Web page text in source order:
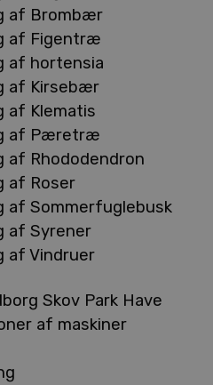
af Brombær
af Figentræ
af hortensia
af Kirsebær
af Klematis
af Pæretræ
af Rhododendron
af Roser
af Sommerfuglebusk
af Syrener
af Vindruer
Skov Park Have
af maskiner